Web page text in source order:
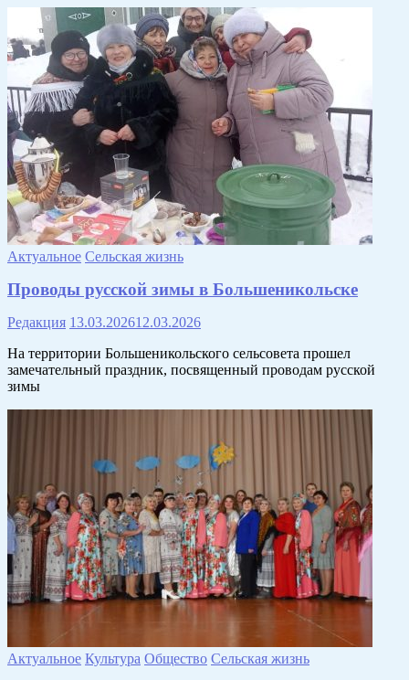
Актуальное Сельская жизнь
Проводы русской зимы в Большеникольске
Редакция 13.03.202612.03.2026
На территории Большеникольского сельсовета прошел
замечательный праздник, посвященный проводам русской
зимы
Актуальное Культура Общество Сельская жизнь